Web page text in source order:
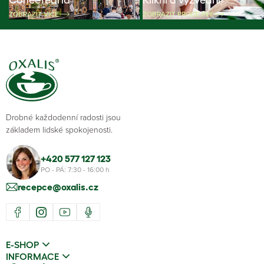
ZOBRAZIT VÍCE ZOBRAZIT PRODEJNY
Drobné každodenní radosti jsou
základem lidské spokojenosti.
+420 577 127 123
PO - PÁ: 7:30 - 16:00 h
recepce@oxalis.cz
E-SHOP
INFORMACE